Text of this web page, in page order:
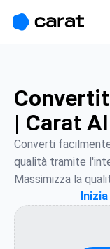
| Carat AI
Converti
qualità tramite
Massimizza la